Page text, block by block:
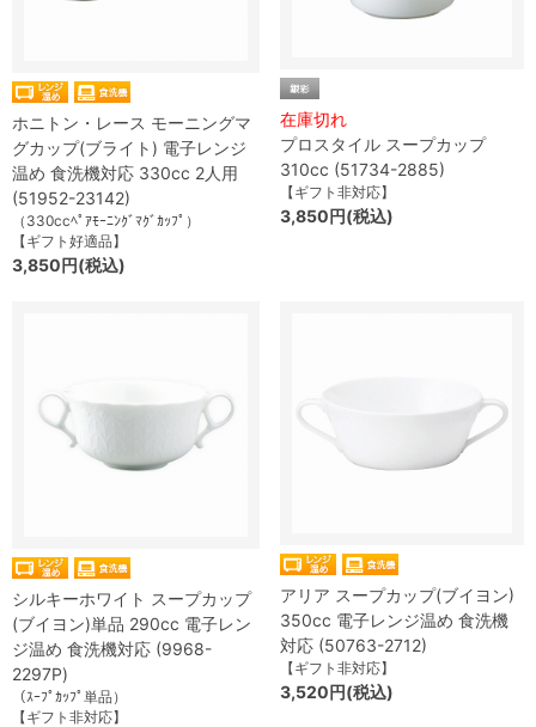
ホニトン・レース モーニングマ
グカップ(ブライト) 電子レンジ
温め 食洗機対応 330cc 2人用
(51952-23142)
（330ccﾍﾟｱﾓｰﾆﾝｸﾞﾏｸﾞｶｯﾌﾟ）
【ギフト好適品】
3,850円(税込)
在庫切れ
プロスタイル スープカップ
310cc (51734-2885)
【ギフト非対応】
3,850円(税込)
シルキーホワイト スープカップ
(ブイヨン)単品 290cc 電子レン
ジ温め 食洗機対応 (9968-
2297P)
（ｽｰﾌﾟｶｯﾌﾟ単品）
【ギフト非対応】
アリア スープカップ(ブイヨン)
350cc 電子レンジ温め 食洗機
対応 (50763-2712)
【ギフト非対応】
3,520円(税込)